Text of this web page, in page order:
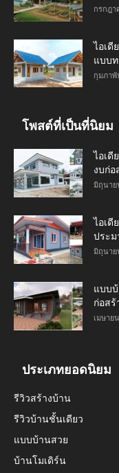
กรกฎา
ไอเดี
แบบท
กุมภาพั
โพสต์ที่เป็นที่นิยม
ไอเดี
งบก่อ
มิถุนาย
ไอเดี
ประม
มิถุนาย
แบบ
ก่อสร้
เมษาย
ประเภทยอดนิยม
รีวิวสร้างบ้าน
รีวิวบ้านชั้นเดียว
แบบบ้านสวย
บ้านโมเดิร์น